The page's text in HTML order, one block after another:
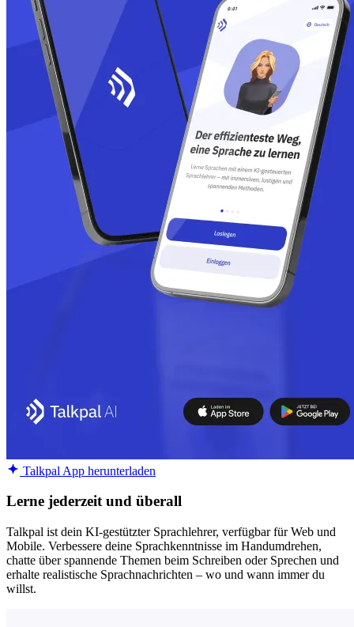
Talkpal App herunterladen
Lerne jederzeit und überall
Talkpal ist dein KI-gestützter Sprachlehrer, verfügbar für Web und
Mobile. Verbessere deine Sprachkenntnisse im Handumdrehen,
chatte über spannende Themen beim Schreiben oder Sprechen und
erhalte realistische Sprachnachrichten – wo und wann immer du
willst.